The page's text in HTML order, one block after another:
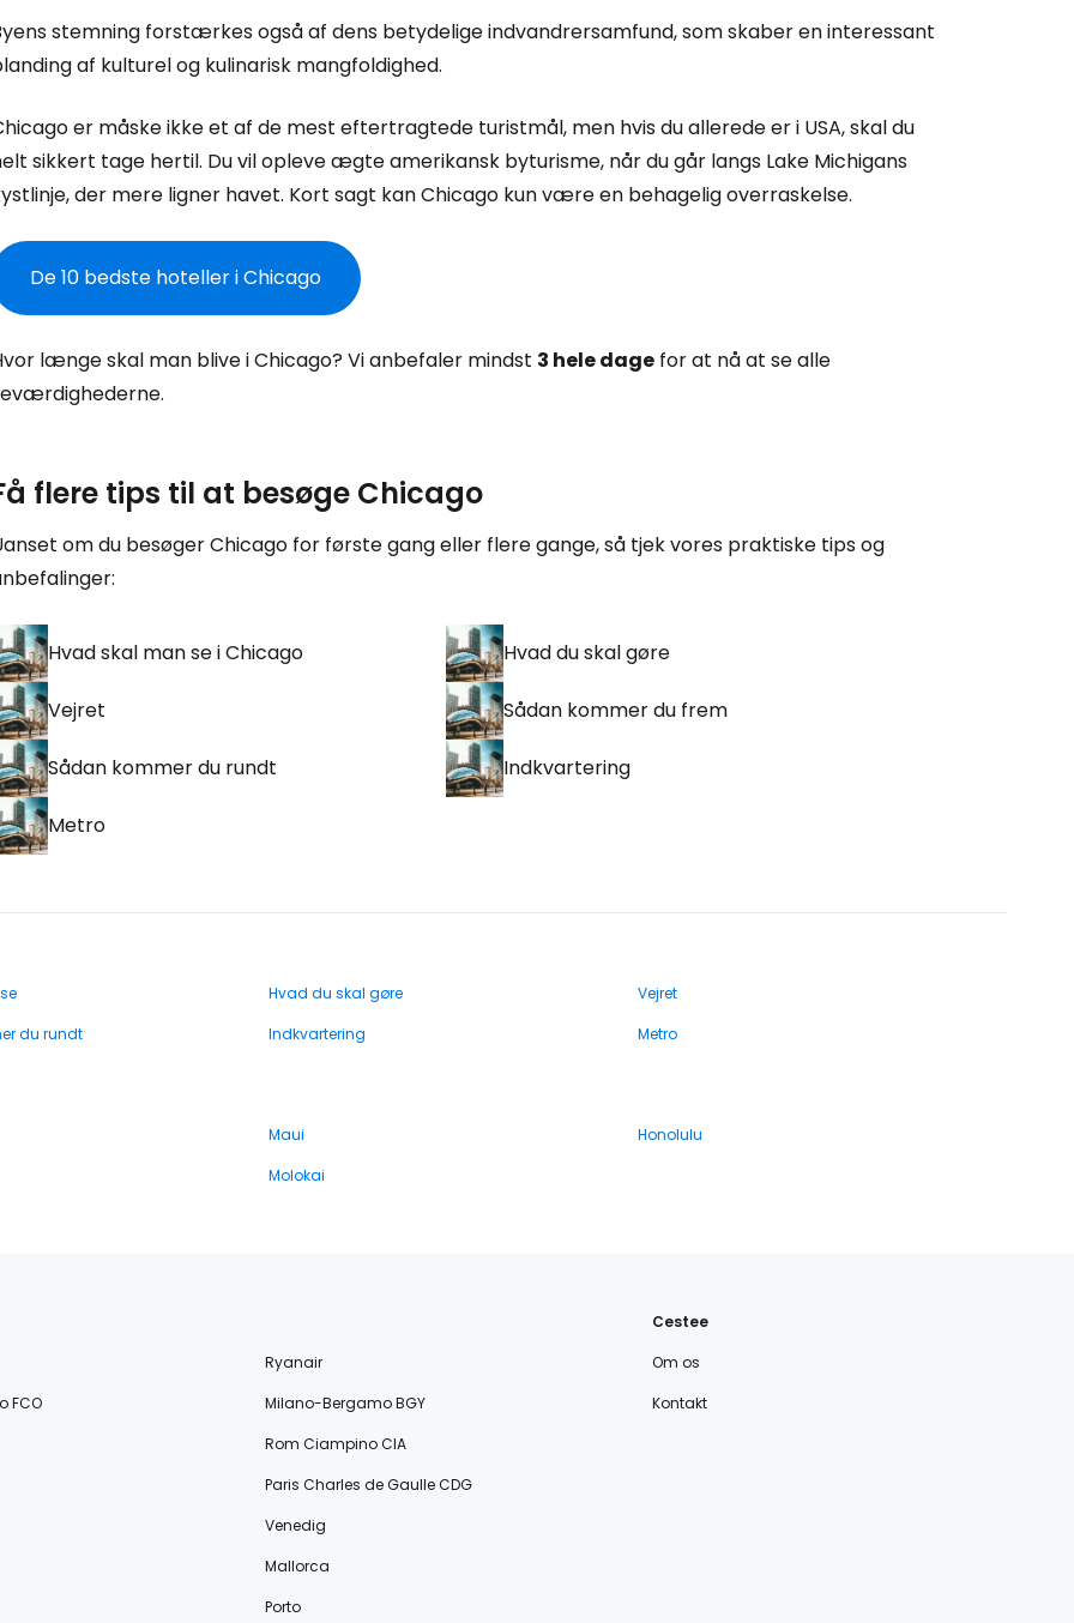
stemning forstærkes også af dens betydelige indvandrersamfund, som skaber en interessant
af kulturel og kulinarisk mangfoldighed.
er måske ikke et af de mest eftertragtede turistmål, men hvis du allerede er i USA, skal du
sikkert tage hertil. Du vil opleve ægte amerikansk byturisme, når du går langs Lake Michigans
der mere ligner havet. Kort sagt kan Chicago kun være en behagelig overraskelse.
De 10 bedste hoteller i Chicago
længe skal man blive i Chicago? Vi anbefaler mindst 3 hele dage for at nå at se alle
flere tips til at besøge Chicago
om du besøger Chicago for første gang eller flere gange, så tjek vores praktiske tips og
Hvad skal man se i Chicago Hvad du skal gøre
Vejret Sådan kommer du frem
Sådan kommer du rundt Indkvartering
Metro
Hvad du skal gøre
Vejret
du rundt
Indkvartering Metro
Maui
Honolulu
Molokai
Ryanair
FCO
Milano-Bergamo BGY
Rom Ciampino CIA
Paris Charles de Gaulle CDG
Venedig
Mallorca
Porto
Cestee
Om os
Kontakt
Fortsæt med Facebook